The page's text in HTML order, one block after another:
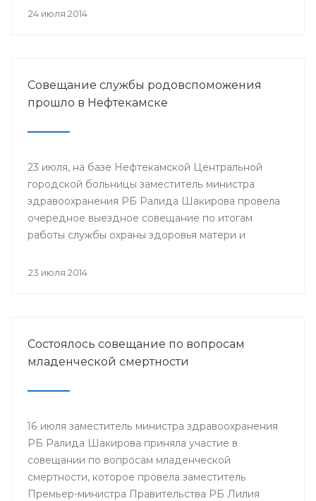
мира по футболу.
24 июля 2014
Совещание службы родовспоможения
прошло в Нефтекамске
23 июля, на базе Нефтекамской Центральной
городской больницы заместитель министра
здравоохранения РБ Ралида Шакирова провела
очередное выездное совещание по итогам
работы службы охраны здоровья матери и
организациями, курируемыми отделом
23 июля 2014
Состоялось совещание по вопросам
младенческой смертности
16 июля заместитель министра здравоохранения
РБ Ралида Шакирова приняла участие в
совещании по вопросам младенческой
смертности, которое провела заместитель
Премьер-министра Правительства РБ Лилия